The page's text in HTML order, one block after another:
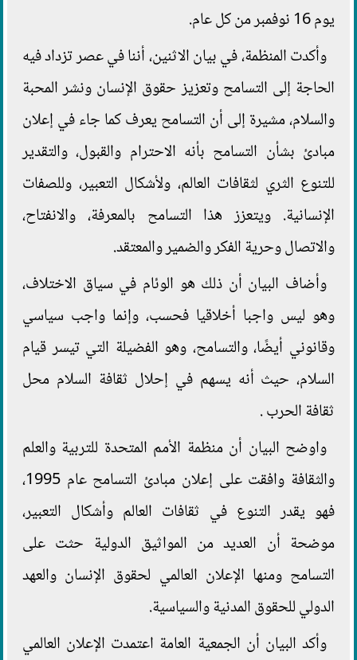
يوم 16 نوفمبر من كل عام.
وأكدت المنظمة، في بيان الاثنين، أننا في عصر تزداد فيه
الحاجة إلى التسامح وتعزيز حقوق الإنسان ونشر المحبة
والسلام، مشيرة إلى أن التسامح يعرف كما جاء في إعلان
مبادئ بشأن التسامح بأنه الاحترام والقبول، والتقدير
للتنوع الثري لثقافات العالم، ولأشكال التعبير، وللصفات
الإنسانية. ويتعزز هذا التسامح بالمعرفة، والانفتاح،
والاتصال وحرية الفكر والضمير والمعتقد.
وأضاف البيان أن ذلك هو الوئام في سياق الاختلاف،
وهو ليس واجبا أخلاقيا فحسب، وإنما واجب سياسي
وقانوني أيضًا، والتسامح، وهو الفضيلة التي تيسر قيام
السلام، حيث أنه يسهم في إحلال ثقافة السلام محل
ثقافة الحرب .
واوضح البيان أن منظمة الأمم المتحدة للتربية والعلم
والثقافة وافقت على إعلان مبادئ التسامح عام 1995،
فهو يقدر التنوع في ثقافات العالم وأشكال التعبير،
موضحة أن العديد من المواثيق الدولية حثت على
التسامح ومنها الإعلان العالمي لحقوق الإنسان والعهد
الدولي للحقوق المدنية والسياسية.
وأكد البيان أن الجمعية العامة اعتمدت الإعلان العالمي